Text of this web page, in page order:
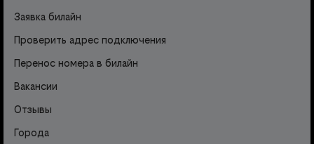
Заявка билайн
Проверить адрес подключения
Перенос номера в билайн
Вакансии
Отзывы
Города